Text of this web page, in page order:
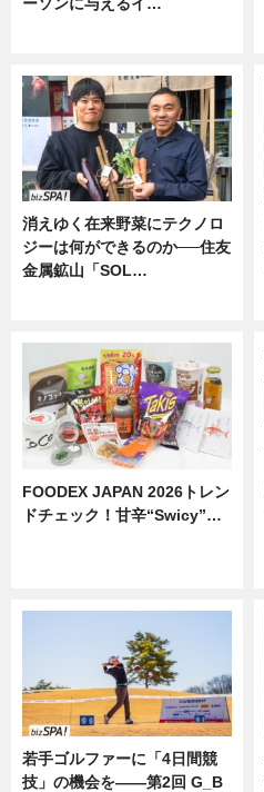
消えゆく在来野菜にテクノロ
ジーは何ができるのか──住友
金属鉱山「SOL…
FOODEX JAPAN 2026トレン
ドチェック！甘辛“Swicy”…
若手ゴルファーに「4日間競
技」の機会を——第2回 G_B